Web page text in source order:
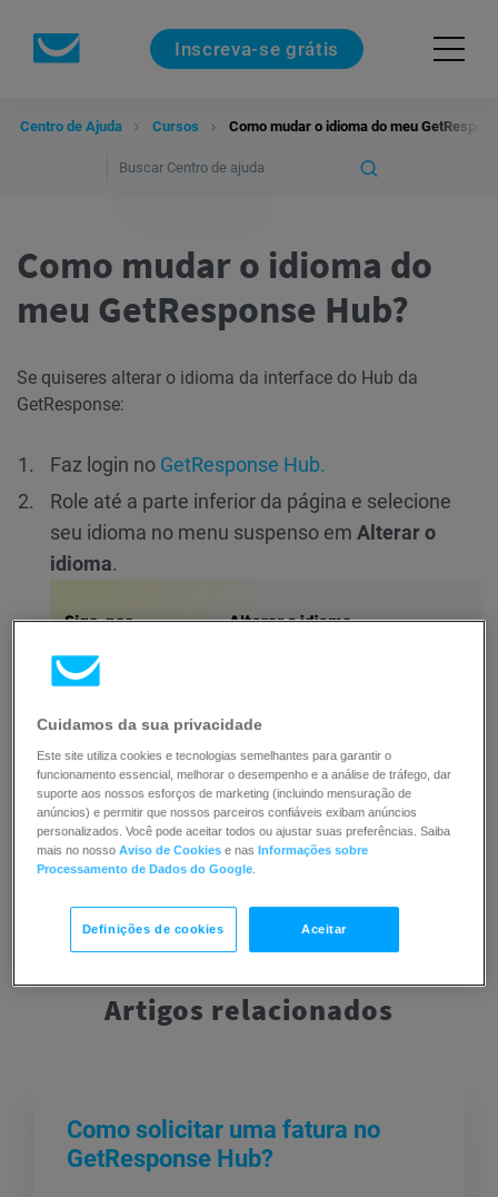
Inscreva-se grátis
Centro de Ajuda Cursos Como mudar o idioma do meu
Como mudar o idioma do
meu GetResponse Hub?
Se quiseres alterar o idioma da interface do Hub da
GetResponse:
Faz login no GetResponse Hub.
Role até a parte inferior da página e selecione
seu idioma no menu suspenso em Alterar o
idioma.
Artigos relacionados
Como solicitar uma fatura no
GetResponse Hub?
Cuidamos da sua privacidade
Este site utiliza cookies e tecnologias semelhantes para garantir o
funcionamento essencial, melhorar o desempenho e a análise de tráfego, dar
suporte aos nossos esforços de marketing (incluindo mensuração de
anúncios) e permitir que nossos parceiros confiáveis exibam anúncios
personalizados. Você pode aceitar todos ou ajustar suas preferências. Saiba
mais no nossoAviso de Cookies e nas Informações sobre
Processamento de Dados do Google
Definições de cookies Aceitar